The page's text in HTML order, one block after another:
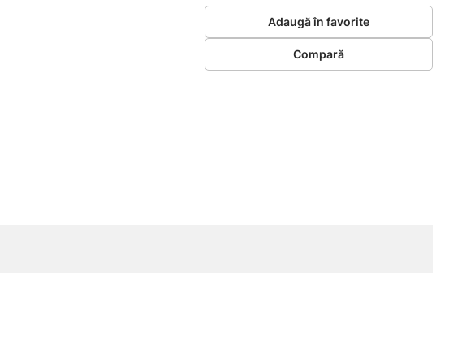
Adaugă în favorite
Compară